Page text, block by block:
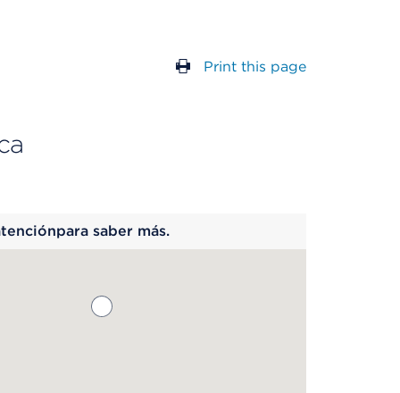
Print this page
saber más.